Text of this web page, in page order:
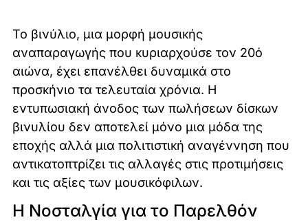
Το βινύλιο, μια μορφή μουσικής
αναπαραγωγής που κυριαρχούσε τον 20ό
αιώνα, έχει επανέλθει δυναμικά στο
προσκήνιο τα τελευταία χρόνια. Η
εντυπωσιακή άνοδος των πωλήσεων δίσκων
βινυλίου δεν αποτελεί μόνο μια μόδα της
εποχής αλλά μια πολιτιστική αναγέννηση που
αντικατοπτρίζει τις αλλαγές στις προτιμήσεις
και τις αξίες των μουσικόφιλων.
Η Νοσταλγία για το Παρελθόν